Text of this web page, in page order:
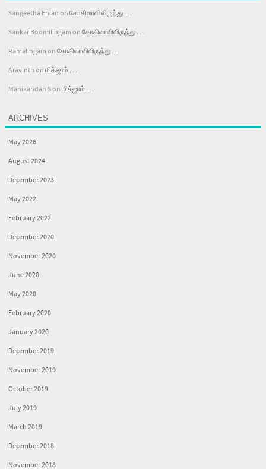
Sangeetha Enian on கோகிலாவிலிருந்து . . .
Sankar Boomilingam on கோகிலாவிலிருந்து . . .
Ramalingam on கோகிலாவிலிருந்து . . .
Aravinth on மிக்ஜாம் . . .
Manikandan Son மிக்ஜாம் . . .
ARCHIVES
May 2026
August 2024
December 2023
May 2022
February 2022
December 2020
November 2020
June 2020
May 2020
February 2020
January 2020
December 2019
November 2019
October 2019
July 2019
March 2019
December 2018
November 2018